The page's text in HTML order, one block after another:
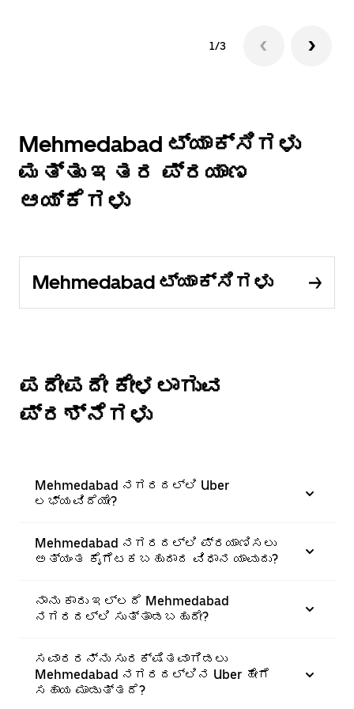
1/3
Mehmedabad ಟ್ಯಾಕ್ಸಿಗಳು
ಮತ್ತು ಇತರ ಪ್ರಯಾಣ
ಆಯ್ಕೆಗಳು
Mehmedabad ಟ್ಯಾಕ್ಸಿಗಳು
ಪದೇಪದೇ ಕೇಳಲಾಗುವ
ಪ್ರಶ್ನೆಗಳು
Mehmedabad ನಗರದಲ್ಲಿ Uber
ಲಭ್ಯವಿದೆಯೇ?
Mehmedabad ನಗರದಲ್ಲಿ ಪ್ರಯಾಣಿಸಲು
ಅತ್ಯಂತ ಕೈಗೆಟಕಬಹುದಾದ ವಿಧಾನ ಯಾವುದು?
ನಾನು ಕಾರು ಇಲ್ಲದೆ Mehmedabad
ನಗರದಲ್ಲಿ ಸುತ್ತಾಡಬಹುದೇ?
ಸವಾರರನ್ನು ಸುರಕ್ಷಿತವಾಗಿಡಲು
Mehmedabad ನಗರದಲ್ಲಿನ Uber ಹೇಗೆ
ಸಹಾಯ ಮಾಡುತ್ತದೆ?